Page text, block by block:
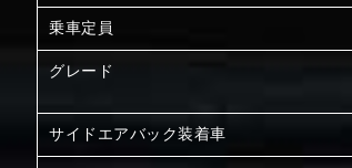
乗車定員
グレード
サイドエアバック装着車